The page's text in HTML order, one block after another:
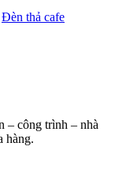
Đèn thả cafe
– công trình – nhà
hàng.